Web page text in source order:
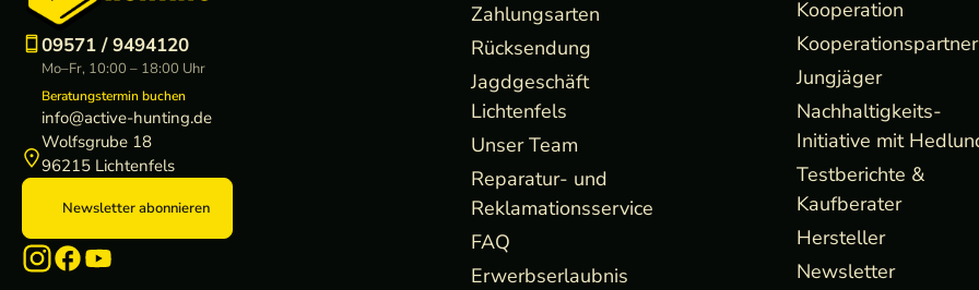
09571 / 9494120
Mo–Fr, 10:00 – 18:00 Uhr
Beratungstermin buchen
info@active-hunting.de
Wolfsgrube 18
96215 Lichtenfels
Newsletter abonnieren
Zahlungsarten
Rücksendung
Jagdgeschäft
Lichtenfels
Unser Team
Reparatur- und
Reklamationsservice
FAQ
Erwerbserlaubnis
Kooperation
Kooperationspartner
Jungjäger
Nachhaltigkeits-
Initiative mit
Testberichte &
Kaufberater
Hersteller
Newsletter